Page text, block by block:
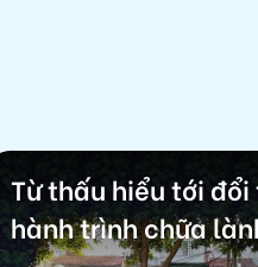
Từ thấu hiểu tới
hành trình chữa